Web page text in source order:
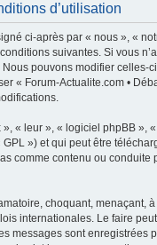
d’utilisation
ci-après par « nous », «
suivantes. Si vous
pouvons modifier
« Forum-Actualite.com •
« leur », « logiciel phpBB
») et qui peut être
comme contenu ou
choquant,
internationales. Le faire
messages sont